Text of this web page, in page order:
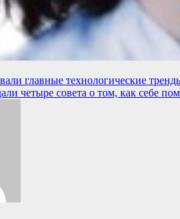
главные технологические
четыре совета о том, как себе